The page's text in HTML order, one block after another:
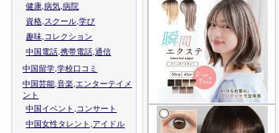
健康,病気,病院
資格,スクール,学び
趣味,コレクション
中国電話,携帯電話,通信
中国留学,学校口コミ
中国芸能,音楽,エンターテイメ
ント
中国イベント,コンサート
中国女性タレント,アイドル